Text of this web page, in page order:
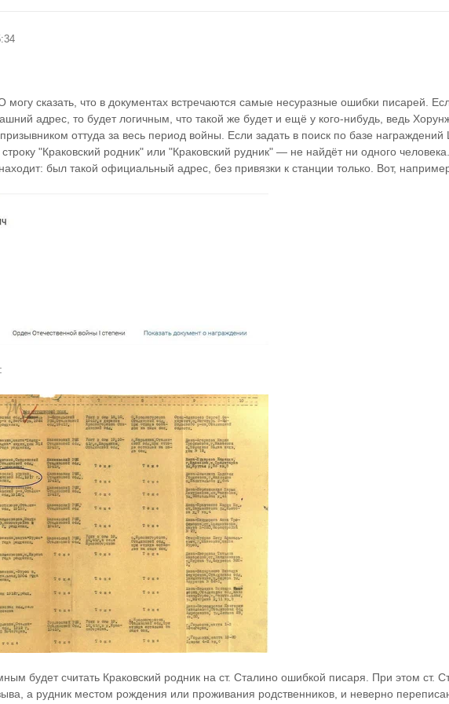
сказать, что в документах встречаются самые несуразные ошибки писарей.
адрес, то будет логичным, что такой же будет и ещё у кого-нибудь, ведь
оттуда за весь период войны. Если задать в поиск по базе
"Краковский родник" или "Краковский рудник" — не найдёт ни одного человека.
был такой официальный адрес, без привязки к станции только. Вот,
будет считать Краковский родник на ст. Сталино ошибкой писаря. При этом ст.
а рудник местом рождения или проживания родственников, и неверно